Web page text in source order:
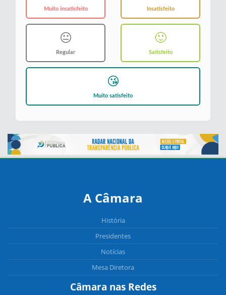
Muito insatisfeito Insatisfeito
😐
Regular
🙂
Satisfeito
😘
Muito satisfeito
A Câmara
História
Presidentes
Notícias
Mesa Diretora
Câmara nas Redes